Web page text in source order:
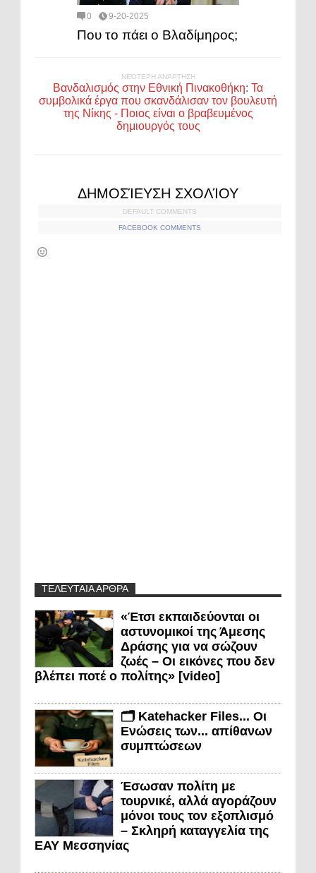
0 9-20-2025
Που το πάει ο Βλαδίμηρος;
ΝΕΌΤΕΡΗ ΑΝΆΡΤΗΣΗ
Βανδαλισμός στην Εθνική Πινακοθήκη: Τα
συμβολικά έργα που σκανδάλισαν τον βουλευτή
της Νίκης - Ποιος είναι ο βραβευμένος
δημιουργός τους
ΔΗΜΟΣΊΕΥΣΗ ΣΧΟΛΊΟΥ
DEFAULT COMMENTS
FACEBOOK COMMENTS
ΤΕΛΕΥΤΑΙΑ ΑΡΘΡΑ
«Έτσι εκπαιδεύονται οι
αστυνομικοί της Άμεσης
Δράσης για να σώζουν
ζωές – Οι εικόνες που δεν
βλέπει ποτέ ο πολίτης» [video]
🗂️ Katehacker Files... Οι
Ενώσεις των... απίθανων
συμπτώσεων
Έσωσαν πολίτη με
τουρνικέ, αλλά αγοράζουν
μόνοι τους τον εξοπλισμό
– Σκληρή καταγγελία της
ΕΑΥ Μεσσηνίας